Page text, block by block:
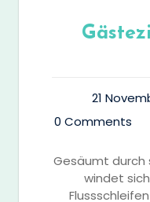
21
0 Comments
Gesäumt durch
windet